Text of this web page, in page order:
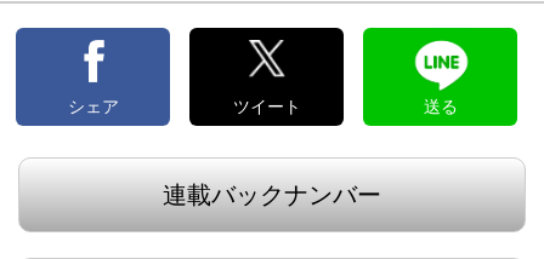
シェア ツイート 送る
連載バックナンバー